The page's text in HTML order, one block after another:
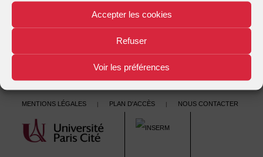
Accepter les cookies
Refuser
Voir les préférences
navigation
Experts et expertises en santé publique – janvier-février 2012
Mentions légales | Plan d'accès | Nous contacter